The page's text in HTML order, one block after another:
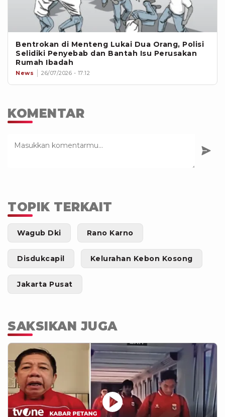
Bentrokan di Menteng Lukai Dua Orang, Polisi
Selidiki Penyebab dan Bantah Isu Perusakan
Rumah Ibadah
News 26/07/2026 - 17:12
KOMENTAR
TOPIK TERKAIT
Wagub Dki Rano Karno
Disdukcapil Kelurahan Kebon Kosong
Jakarta Pusat
SAKSIKAN JUGA